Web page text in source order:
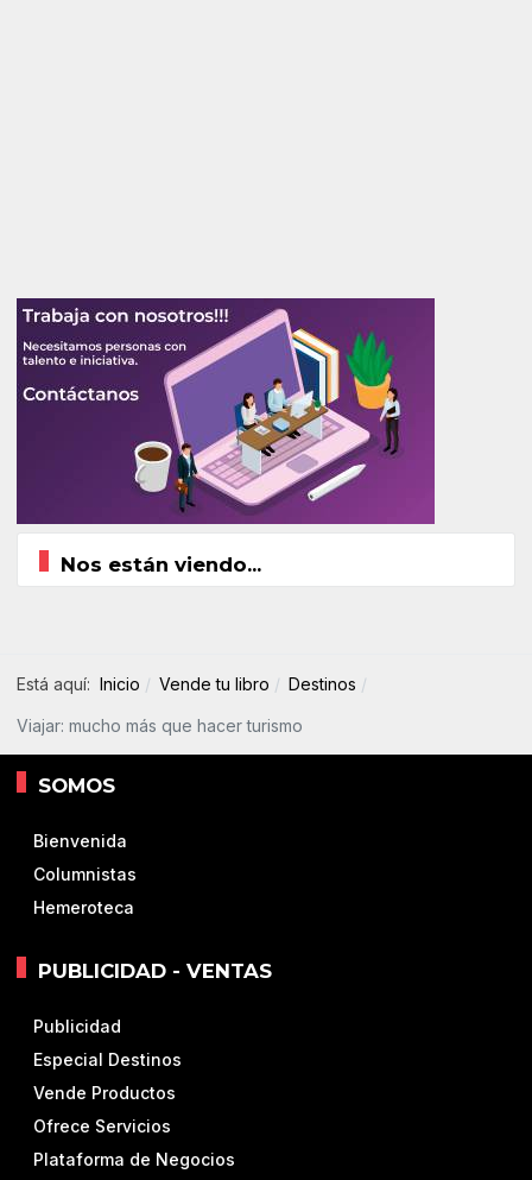
Nos están viendo...
Está aquí: Inicio Vende tu libro Destinos
Viajar: mucho más que hacer turismo
SOMOS
Bienvenida
Columnistas
Hemeroteca
PUBLICIDAD - VENTAS
Publicidad
Especial Destinos
Vende Productos
Ofrece Servicios
Plataforma de Negocios